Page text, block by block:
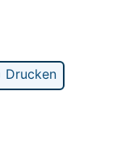
Drucken